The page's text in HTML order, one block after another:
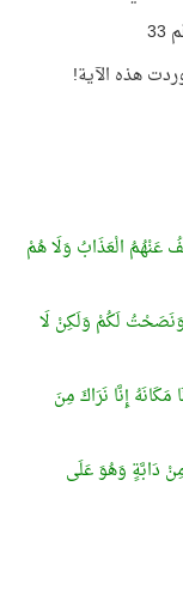
عَنْهُمُ الْعَذَابُ وَلَا هُمْ
وَنَصَحْتُ لَكُمْ وَلَكِنْ لَا
مَكَانَهُ إِنَّا نَرَاكَ مِنَ
دَابَّةٍ وَهُوَ عَلَى